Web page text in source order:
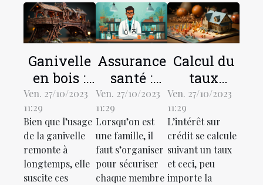
Ganivelle
en bois :
qu’est-ce
que c’est ?
Ven. 27/10/2023
11:29
Bien que l’usage
de la ganivelle
remonte à
longtemps, elle
suscite ces
Assurance
santé :
parlons-
Ven. 27/10/2023
11:29
Lorsqu’on est
une famille, il
faut s’organiser
pour sécuriser
chaque membre
Calcul du
taux
d’intérêt
des prêts :
comment
ça
marche ?
Ven. 27/10/2023
11:29
L’intérêt sur
crédit se calcule
suivant un taux
et ceci, peu
importe la